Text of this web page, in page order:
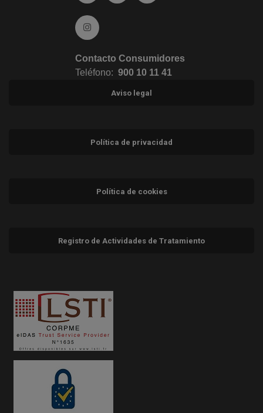
Ir a Instagram (abre en ventana nueva)
Contacto Consumidores
Teléfono: 900 10 11 41
Aviso legal
Política de privacidad
Política de cookies
Registro de Actividades de Tratamiento